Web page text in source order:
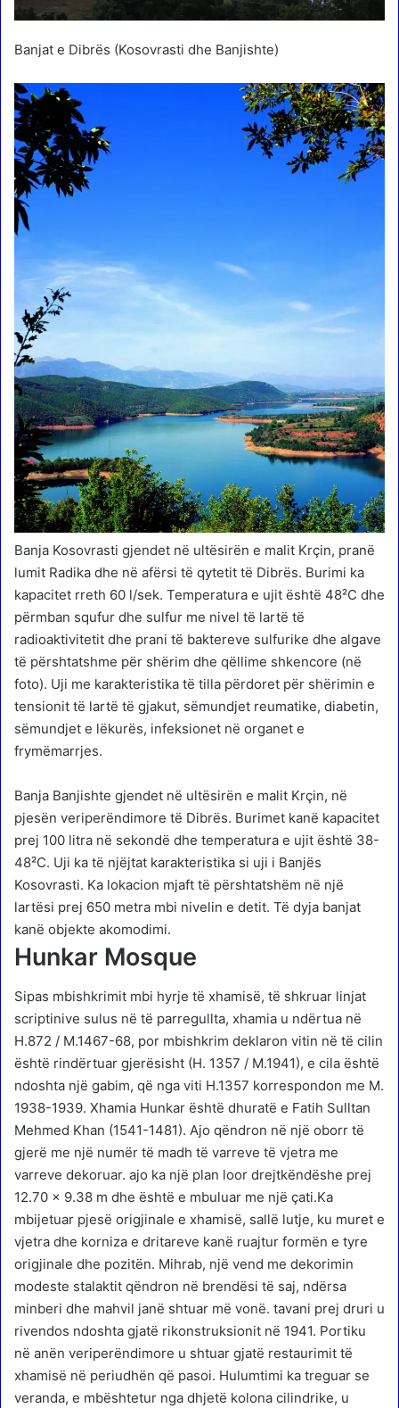
Banjat e Dibrës (Kosovrasti dhe Banjishte)
Banja Kosovrasti gjendet në ultësirën e malit Krçin, pranë
lumit Radika dhe në afërsi të qytetit të Dibrës. Burimi ka
kapacitet rreth 60 l/sek. Temperatura e ujit është 48²C dhe
përmban squfur dhe sulfur me nivel të lartë të
radioaktivitetit dhe prani të baktereve sulfurike dhe algave
të përshtatshme për shërim dhe qëllime shkencore (në
foto). Uji me karakteristika të tilla përdoret për shërimin e
tensionit të lartë të gjakut, sëmundjet reumatike, diabetin,
sëmundjet e lëkurës, infeksionet në organet e
frymëmarrjes.
Banja Banjishte gjendet në ultësirën e malit Krçin, në
pjesën veriperëndimore të Dibrës. Burimet kanë kapacitet
prej 100 litra në sekondë dhe temperatura e ujit është 38-
48²C. Uji ka të njëjtat karakteristika si uji i Banjës
Kosovrasti. Ka lokacion mjaft të përshtatshëm në një
lartësi prej 650 metra mbi nivelin e detit. Të dyja banjat
kanë objekte akomodimi.
Hunkar Mosque
Sipas mbishkrimit mbi hyrje të xhamisë, të shkruar linjat
scriptinive sulus në të parregullta, xhamia u ndërtua në
H.872 / M.1467-68, por mbishkrim deklaron vitin në të cilin
është rindërtuar gjerësisht (H. 1357 / M.1941), e cila është
ndoshta një gabim, që nga viti H.1357 korrespondon me M.
1938-1939. Xhamia Hunkar është dhuratë e Fatih Sulltan
Mehmed Khan (1541-1481). Ajo qëndron në një oborr të
gjerë me një numër të madh të varreve të vjetra me
varreve dekoruar. ajo ka një plan loor drejtkëndëshe prej
12.70 x 9.38 m dhe është e mbuluar me një çati.Ka
mbijetuar pjesë origjinale e xhamisë, sallë lutje, ku muret e
vjetra dhe korniza e dritareve kanë ruajtur formën e tyre
origjinale dhe pozitën. Mihrab, një vend me dekorimin
modeste stalaktit qëndron në brendësi të saj, ndërsa
minberi dhe mahvil janë shtuar më vonë. tavani prej druri u
rivendos ndoshta gjatë rikonstruksionit në 1941. Portiku
në anën veriperëndimore u shtuar gjatë restaurimit të
xhamisë në periudhën që pasoi. Hulumtimi ka treguar se
veranda, e mbështetur nga dhjetë kolona cilindrike, u